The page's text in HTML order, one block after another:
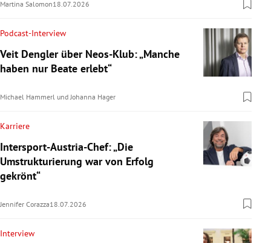
Martina Salomon18.07.2026
Podcast-Interview
Veit Dengler über Neos-Klub: „Manche
haben nur Beate erlebt“
Michael Hammerl undJohanna Hager
Karriere
Intersport-Austria-Chef: „Die
Umstrukturierung war von Erfolg
gekrönt“
Jennifer Corazza18.07.2026
Interview